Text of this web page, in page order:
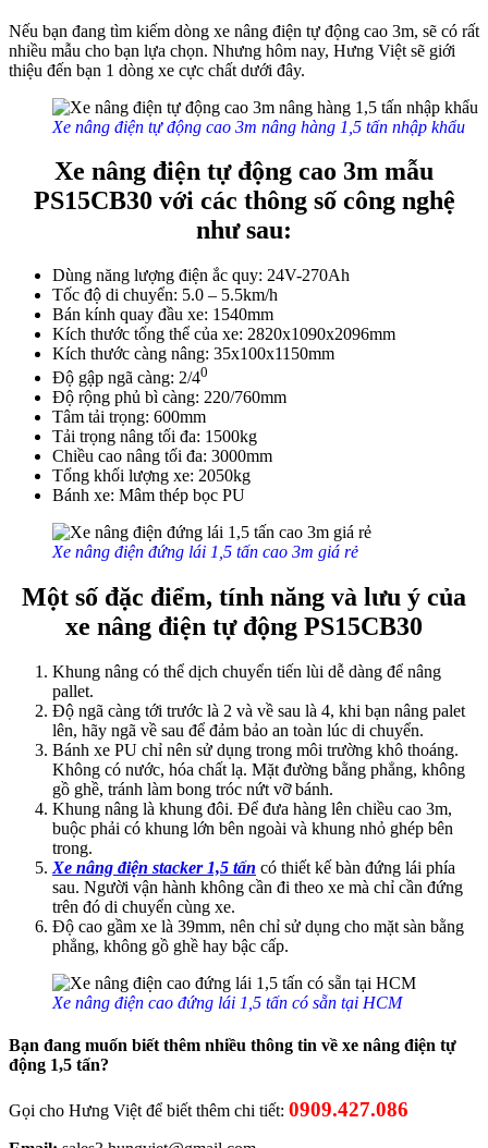
Nếu bạn đang tìm kiếm dòng xe nâng điện tự động cao 3m, sẽ có rất
nhiều mẫu cho bạn lựa chọn. Nhưng hôm nay, Hưng Việt sẽ giới
thiệu đến bạn 1 dòng xe cực chất dưới đây.
Xe nâng điện tự động cao 3m nâng hàng 1,5 tấn nhập khẩu
Xe nâng điện tự động cao 3m mẫu
PS15CB30 với các thông số công nghệ
như sau:
Dùng năng lượng điện ắc quy: 24V-270Ah
Tốc độ di chuyển: 5.0 – 5.5km/h
Bán kính quay đầu xe: 1540mm
Kích thước tổng thể của xe: 2820x1090x2096mm
Kích thước càng nâng: 35x100x1150mm
Độ gập ngã càng: 2/40
Độ rộng phủ bì càng: 220/760mm
Tâm tải trọng: 600mm
Tải trọng nâng tối đa: 1500kg
Chiều cao nâng tối đa: 3000mm
Tổng khối lượng xe: 2050kg
Bánh xe: Mâm thép bọc PU
Xe nâng điện đứng lái 1,5 tấn cao 3m giá rẻ
Một số đặc điểm, tính năng và lưu ý của
xe nâng điện tự động PS15CB30
Khung nâng có thể dịch chuyển tiến lùi dễ dàng để nâng
pallet.
Độ ngã càng tới trước là 2 và về sau là 4, khi bạn nâng palet
lên, hãy ngã về sau để đảm bảo an toàn lúc di chuyển.
Bánh xe PU chỉ nên sử dụng trong môi trường khô thoáng.
Không có nước, hóa chất lạ. Mặt đường bằng phẳng, không
gồ ghề, tránh làm bong tróc nứt vỡ bánh.
Khung nâng là khung đôi. Để đưa hàng lên chiều cao 3m,
buộc phải có khung lớn bên ngoài và khung nhỏ ghép bên
trong.
Xe nâng điện stacker 1,5 tấn có thiết kế bàn đứng lái phía
sau. Người vận hành không cần đi theo xe mà chỉ cần đứng
trên đó di chuyển cùng xe.
Độ cao gầm xe là 39mm, nên chỉ sử dụng cho mặt sàn bằng
phẳng, không gồ ghề hay bậc cấp.
Xe nâng điện cao đứng lái 1,5 tấn có sẵn tại HCM
Bạn đang muốn biết thêm nhiều thông tin về xe nâng điện tự
động 1,5 tấn?
Gọi cho Hưng Việt để biết thêm chi tiết: 0909.427.086